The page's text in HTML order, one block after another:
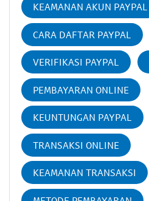
KEAMANAN AKUN PAYPAL
CARA DAFTAR PAYPAL
VERIFIKASI PAYPAL
PEMBAYARAN ONLINE
KEUNTUNGAN PAYPAL
TRANSAKSI ONLINE
KEAMANAN TRANSAKSI